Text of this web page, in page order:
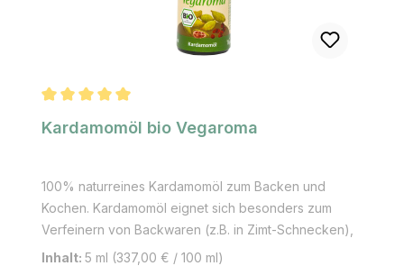
Kardamomöl bio Vegaroma
100% naturreines Kardamomöl zum Backen und
Kochen. Kardamomöl eignet sich besonders zum
Verfeinern von Backwaren (z.B. in Zimt-Schnecken),
Süßspeisen aber auch Currys, Kaffee, Chai-Tee, Eis
Inhalt: 5 ml (337,00 € / 100 ml)